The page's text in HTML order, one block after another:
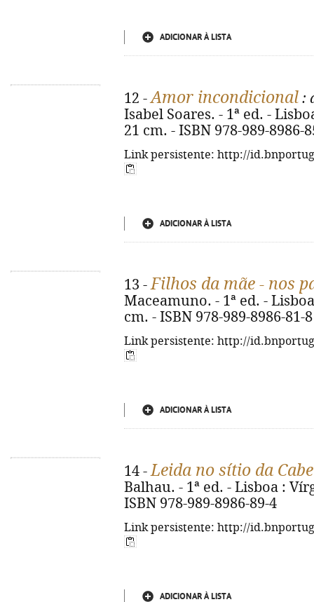
ADICIONAR À LISTA
12 -Amor incondicional :
Isabel Soares. - 1ª ed. -
21 cm. - ISBN 978-989-8986-
Link persistente: http://
ADICIONAR À LISTA
13 -Filhos da mãe - nos
Maceamuno. - 1ª ed. -
cm. - ISBN 978-989-8986-81-8
Link persistente: http://
ADICIONAR À LISTA
14 -Leida no sítio da
Balhau. - 1ª ed. - Lisboa :
ISBN 978-989-8986-89-4
Link persistente: http://
ADICIONAR À LISTA